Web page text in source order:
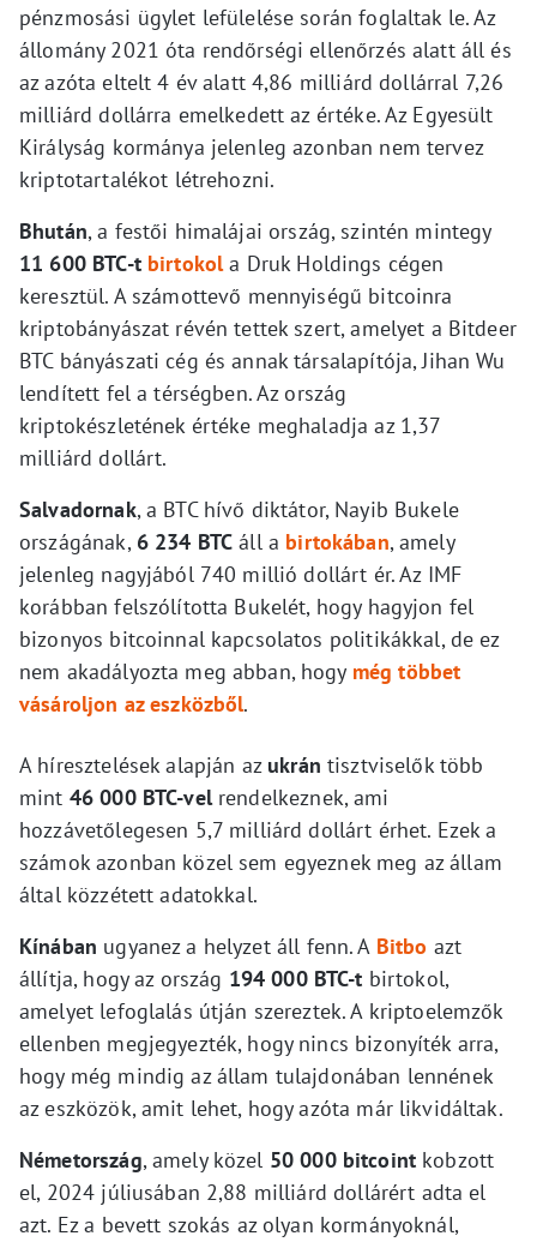
pénzmosási ügylet lefülelése során foglaltak le. Az
állomány 2021 óta rendőrségi ellenőrzés alatt áll és
az azóta eltelt 4 év alatt 4,86 milliárd dollárral 7,26
milliárd dollárra emelkedett az értéke. Az Egyesült
Királyság kormánya jelenleg azonban nem tervez
kriptotartalékot létrehozni.
Bhután, a festői himalájai ország, szintén mintegy
11 600 BTC-t birtokola Druk Holdings cégen
keresztül. A számottevő mennyiségű bitcoinra
kriptobányászat révén tettek szert, amelyet a Bitdeer
BTC bányászati cég és annak társalapítója, Jihan Wu
lendített fel a térségben. Az ország
kriptokészletének értéke meghaladja az 1,37
milliárd dollárt.
Salvadornak, a BTC hívő diktátor, Nayib Bukele
országának, 6 234 BTC áll a birtokában, amely
jelenleg nagyjából 740 millió dollárt ér. Az IMF
korábban felszólította Bukelét, hogy hagyjon fel
bizonyos bitcoinnal kapcsolatos politikákkal, de ez
nem akadályozta meg abban, hogy még többet
vásároljon az eszközből.
A híresztelések alapján az ukrán tisztviselők több
mint 46 000 BTC-velrendelkeznek, ami
hozzávetőlegesen 5,7 milliárd dollárt érhet. Ezek a
számok azonban közel sem egyeznek meg az állam
által közzétett adatokkal.
Kínában ugyanez a helyzet áll fenn. A Bitbo azt
állítja, hogy az ország 194 000 BTC-t birtokol,
amelyet lefoglalás útján szereztek. A kriptoelemzők
ellenben megjegyezték, hogy nincs bizonyíték arra,
hogy még mindig az állam tulajdonában lennének
az eszközök, amit lehet, hogy azóta már likvidáltak.
Németország, amely közel 50 000 bitcoint kobzott
el, 2024 júliusában 2,88 milliárd dollárért adta el
azt. Ez a bevett szokás az olyan kormányoknál,